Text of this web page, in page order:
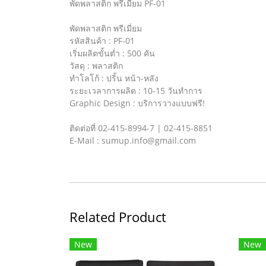
พัดพลาสติก พรีเมี่ยม PF-01
พัดพลาสติก พรีเมี่ยม
รหัสสินค้า : PF-01
เริ่มผลิตขั้นต่ำ : 500 คัน
วัสดุ : พลาสติก
ทำโลโก้ : ปริ้น หน้า-หลัง
ระยะเวลาการผลิต : 10-15 วันทำการ
Graphic Design : บริการวางแบบฟรี!
ติดต่อที่ 02-415-8994-7 | 02-415-8851
E-Mail : sumup.info@gmail.com
Related Product
New New